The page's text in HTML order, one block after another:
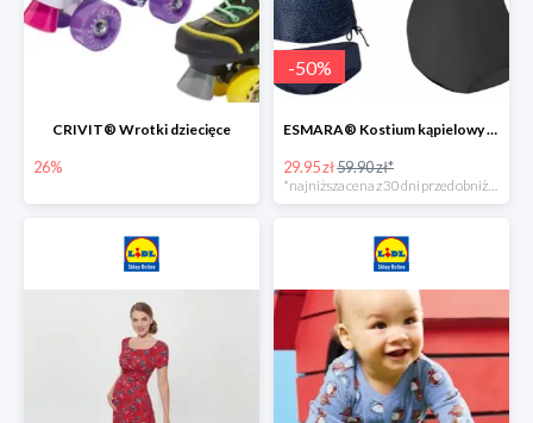
CRIVIT® Wrotki dziecięce
26%
-50%
ESMARA® Kostium kąpielowy ciążowy lub tankini ciążowe -50%
29.95 zł59.90 zł*